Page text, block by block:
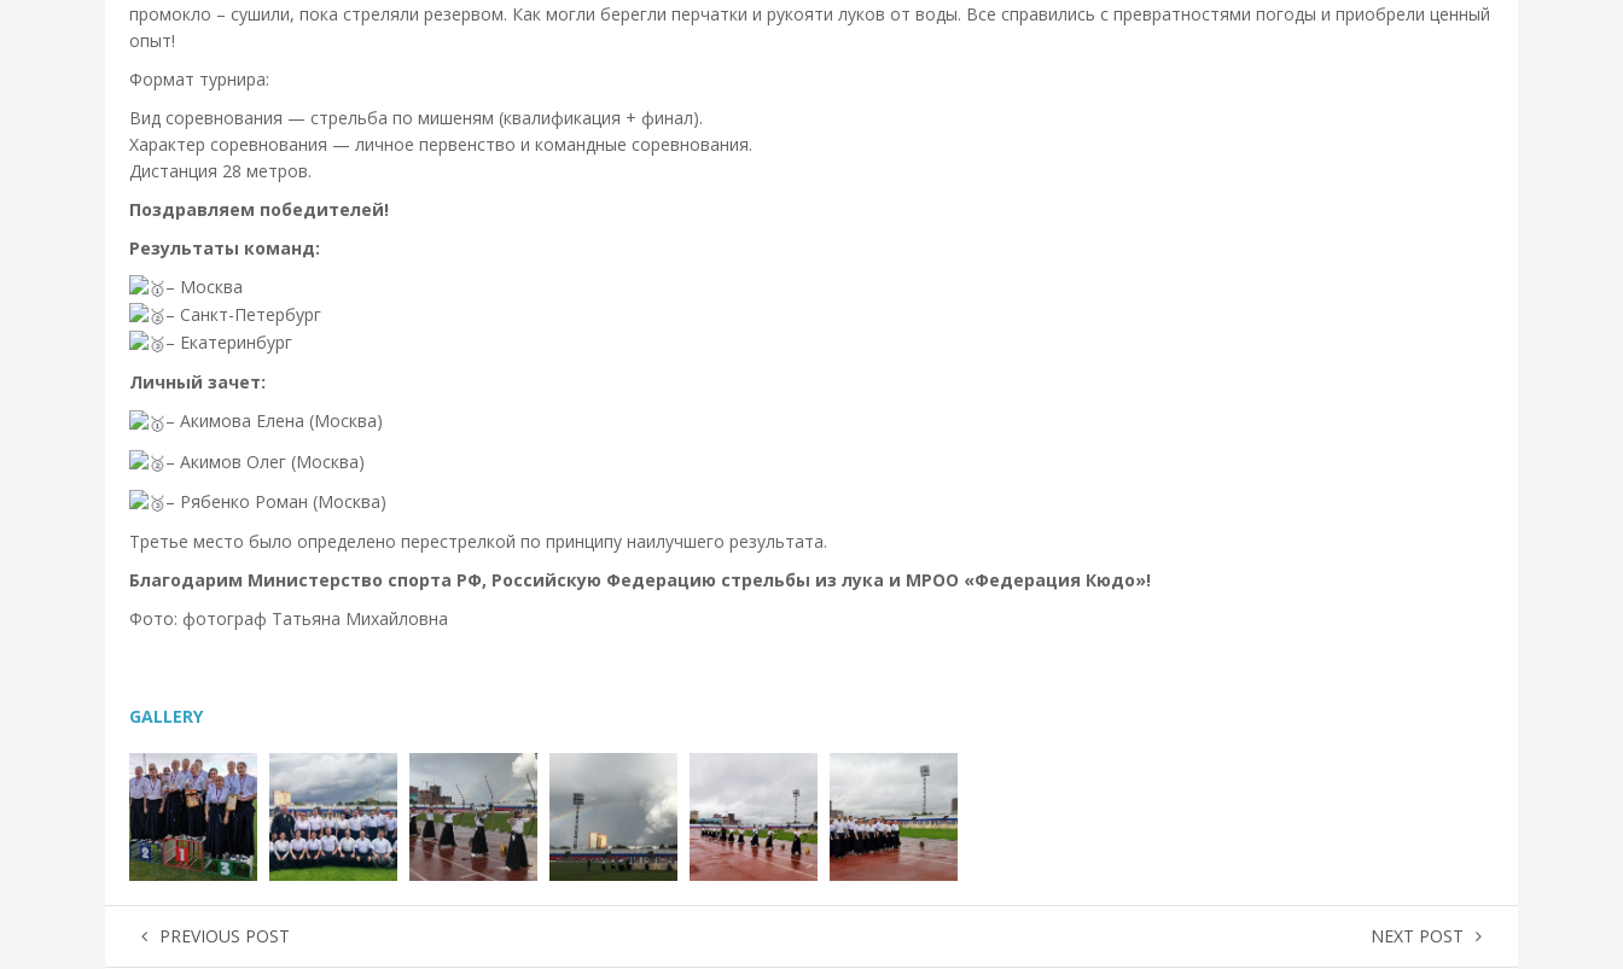
промокло – сушили, пока стреляли резервом. Как могли берегли перчатки и рукояти луков от воды. Все справились с превратностями погоды и приобрели ценный
опыт!
Формат турнира:
Вид соревнования — стрельба по мишеням (квалификация + финал).
Характер соревнования — личное первенство и командные соревнования.
Дистанция 28 метров.
Поздравляем победителей!
Результаты команд:
– Москва
– Санкт-Петербург
– Екатеринбург
Личный зачет:
– Акимова Елена (Москва)
– Акимов Олег (Москва)
– Рябенко Роман (Москва)
Третье место было определено перестрелкой по принципу наилучшего результата.
Благодарим Министерство спорта РФ, Российскую Федерацию стрельбы из лука и МРОО «Федерация Кюдо»!
Фото: фотограф Татьяна Михайловна
GALLERY
PREVIOUS POST NEXT POST